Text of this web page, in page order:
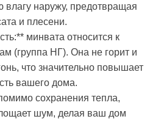
влагу наружу, предотвращая
и плесени.
минвата относится к
(группа НГ). Она не горит и
что значительно повышает
вашего дома.
сохранения тепла,
шум, делая ваш дом